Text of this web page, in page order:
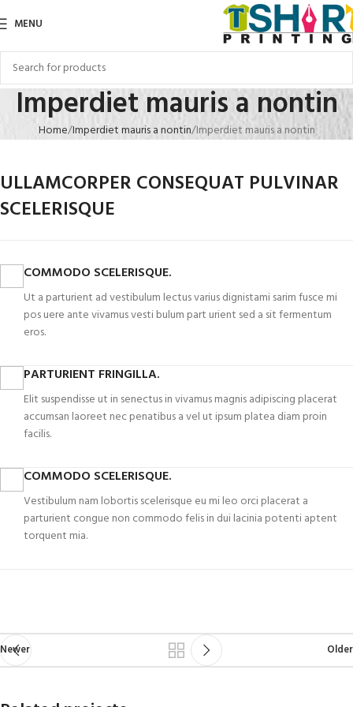
MENU
Imperdiet mauris a nontin
Home Imperdiet mauris a nontin Imperdiet mauris a nontin
ULLAMCORPER CONSEQUAT PULVINAR
SCELERISQUE
COMMODO SCELERISQUE.
Ut a parturient ad vestibulum lectus varius dignistami sarim fusce mi
pos uere ante vivamus vesti bulum part urient sed a sit fermentum
eros.
PARTURIENT FRINGILLA.
Elit suspendisse ut in senectus in vivamus magnis adipiscing placerat
accumsan laoreet nec penatibus a vel ut ipsum platea diam proin
facilis.
COMMODO SCELERISQUE.
Vestibulum nam lobortis scelerisque eu mi leo orci placerat a
parturient congue non commodo felis in dui lacinia potenti aptent
torquent mia.
Newer Older